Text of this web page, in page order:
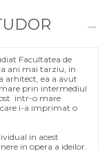
Facultatea de
ani mai tarziu, in
arhitect, ea a avut
prin intermediul
intr-o mare
i-a imprimat o
in acest
in opera a ideilor.